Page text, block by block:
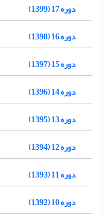
دوره 17 (1399)
دوره 16 (1398)
دوره 15 (1397)
دوره 14 (1396)
دوره 13 (1395)
دوره 12 (1394)
دوره 11 (1393)
دوره 10 (1392)